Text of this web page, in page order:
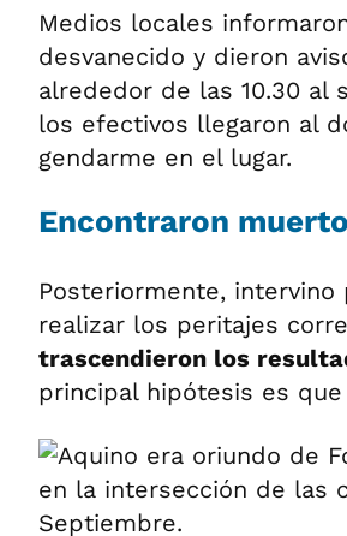
Medios locales
desvanecido y dieron
alrededor de las 10.30 al
los efectivos llegaron al
gendarme en el lugar.
Encontraron
Posteriormente,
realizar los peritajes
trascendieron los
principal hipótesis es